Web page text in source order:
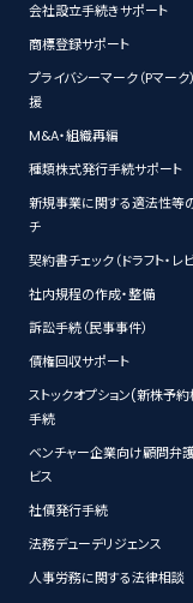
会社設立手続きサポート
商標登録サポート
プライバシーマーク（Pマー
援
M&A・組織再編
種類株式発行手続サポート
新規事業に関する適法性等
チ
契約書チェック（ドラフト・レ
社内規程の作成・整備
訴訟手続（民事事件）
債権回収サポート
ストックオプション(新株予
手続
ベンチャー企業向け顧問弁
ビス
社債発行手続
法務デューデリジェンス
人事労務に関する法律相談